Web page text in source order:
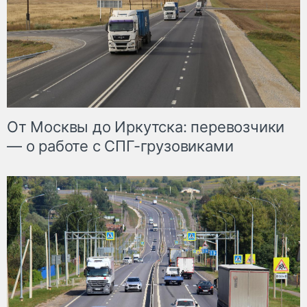
От Москвы до Иркутска: перевозчики
— о работе с СПГ-грузовиками